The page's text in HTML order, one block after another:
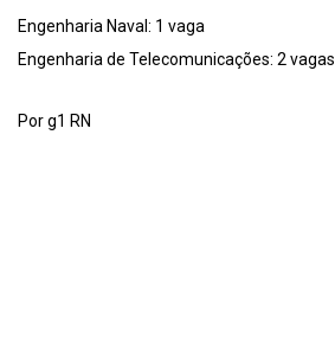
Engenharia Naval: 1 vaga
Engenharia de Telecomunicações: 2 vagas
Por g1 RN